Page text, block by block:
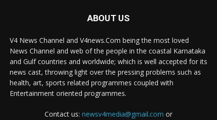
ABOUT US
V4 News Channel and V4news.Com being the most loved
News Channel and web of the people in the coastal Karnataka
and Gulf countries and worldwide; which is well accepted for its
news cast, throwing light over the pressing problems such as
health, art, sports related programmes coupled with
Entertainment oriented programmes.
Contact us: newsv4media@gmail.com or